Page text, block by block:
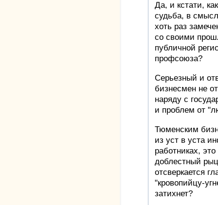
Да, и кстати,
судьба, в
хоть раз
со своими
публичной
профсоюза?
Серьезный и
бизнесмен не
наряду с
и проблем от
Тюменским
из уст в уста
работниках, это
доблестный
отсверкается
"кровопийцу-
затихнет?